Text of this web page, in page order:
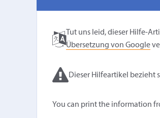
Tut uns leid, dieser Hilfe-
Übersetzung von Google
Dieser Hilfeartikel bezieht
You can print the information